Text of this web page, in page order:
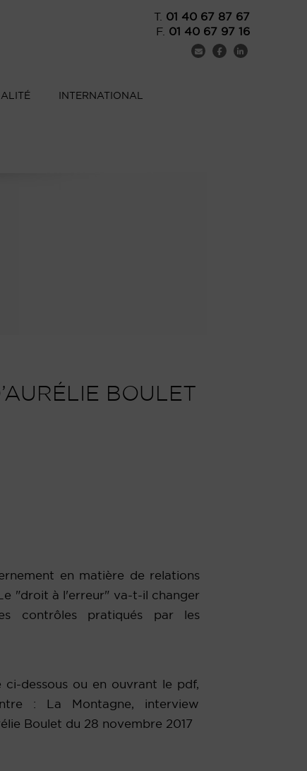
T. 01 40 67 87 67
F. 01 40 67 97 16
INTERNATIONAL
BOULET
en matière de relations
"droit à l'erreur" va-t-il changer
contrôles pratiqués par les
ci-dessous ou en ouvrant le pdf,
: La Montagne, interview
Boulet du 28 novembre 2017